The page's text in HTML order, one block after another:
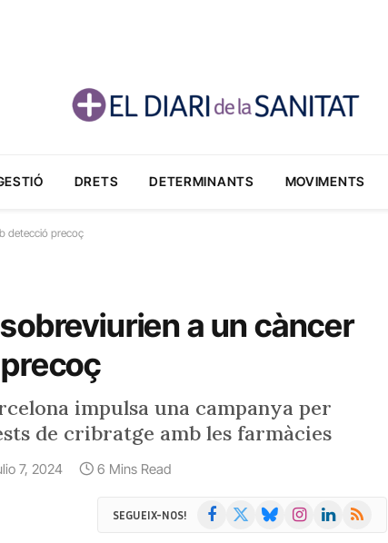
DRETS DETERMINANTS MOVIMENTS
detecció precoç
a un càncer
impulsa una campanya per
de cribratge amb les farmàcies
7, 2024 6 Mins Read
SEGUEIX-NOS! Facebook BlueskyInstagramLinkedIn
RSS